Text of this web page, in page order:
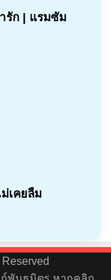
รัก | แรมซัม
เคยลืม